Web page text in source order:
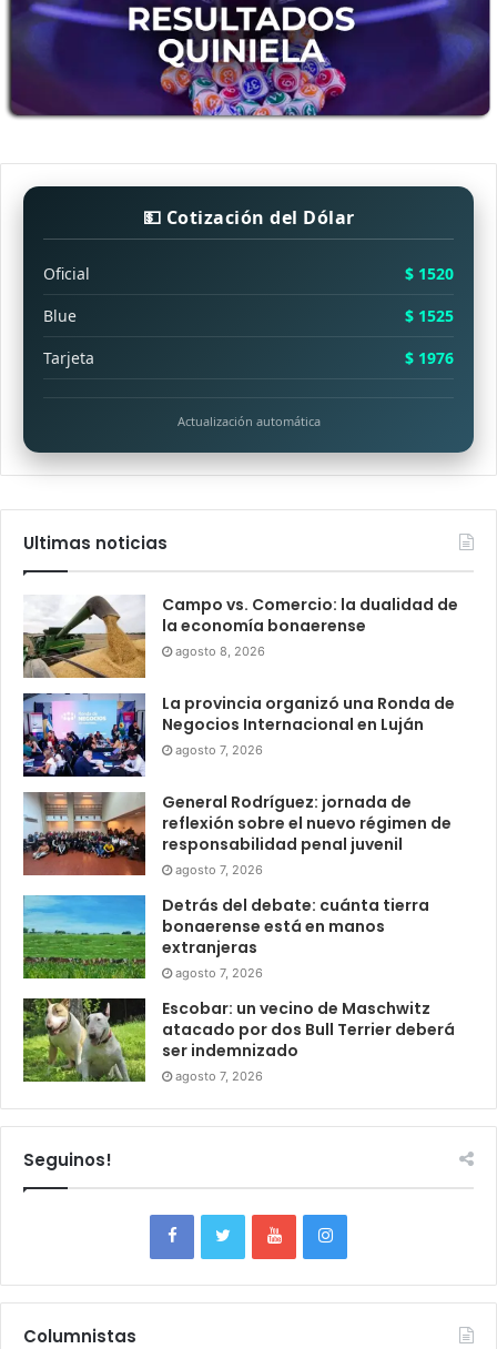
💵 Cotización del Dólar
Oficial
$ 1520
Blue
$ 1525
Tarjeta
$ 1976
Actualización automática
Ultimas noticias
Campo vs. Comercio: la dualidad de
la economía bonaerense
agosto 8, 2026
La provincia organizó una Ronda de
Negocios Internacional en Luján
agosto 7, 2026
General Rodríguez: jornada de
reflexión sobre el nuevo régimen de
responsabilidad penal juvenil
agosto 7, 2026
Detrás del debate: cuánta tierra
bonaerense está en manos
extranjeras
agosto 7, 2026
Escobar: un vecino de Maschwitz
atacado por dos Bull Terrier deberá
ser indemnizado
agosto 7, 2026
Seguinos!
Columnistas